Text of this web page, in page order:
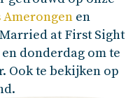
en
at First Sight
donderdag om te
Ook te bekijken op